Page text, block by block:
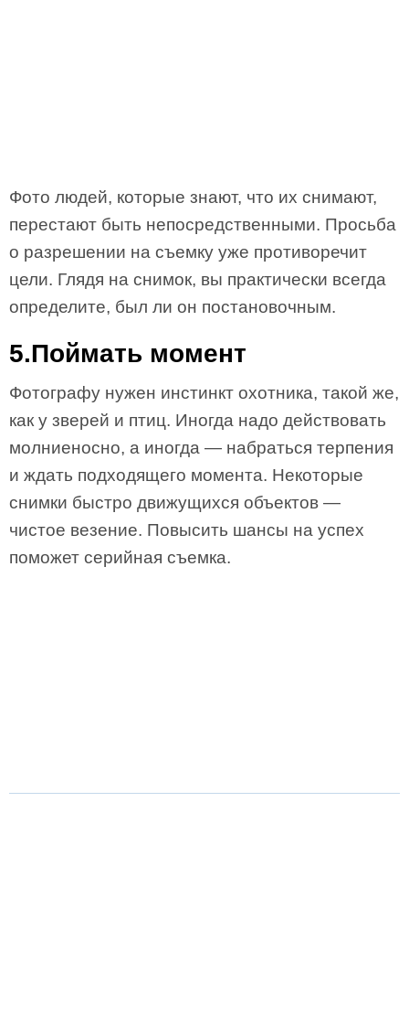
Фото людей, которые знают, что их снимают,
перестают быть непосредственными. Просьба
о разрешении на съемку уже противоречит
цели. Глядя на снимок, вы практически всегда
определите, был ли он постановочным.
5.Поймать момент
Фотографу нужен инстинкт охотника, такой же,
как у зверей и птиц. Иногда надо действовать
молниеносно, а иногда — набраться терпения
и ждать подходящего момента. Некоторые
снимки быстро движущихся объектов —
чистое везение. Повысить шансы на успех
поможет серийная съемка.